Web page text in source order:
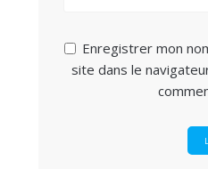
Enregistrer mon
site dans le